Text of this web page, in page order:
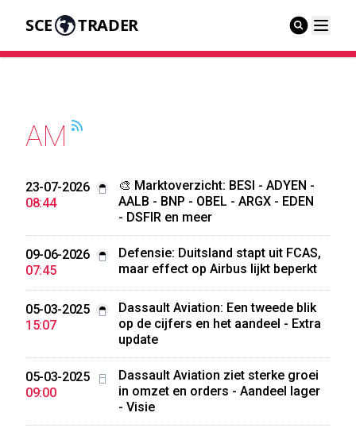
SCE TRADER
AM
23-07-2026
08:44
🎨 Marktoverzicht: BESI - ADYEN -
AALB - BNP - OBEL - ARGX - EDEN
- DSFIR en meer
09-06-2026
07:45
Defensie: Duitsland stapt uit FCAS,
maar effect op Airbus lijkt beperkt
05-03-2025
15:07
Dassault Aviation: Een tweede blik
op de cijfers en het aandeel - Extra
update
05-03-2025
09:00
Dassault Aviation ziet sterke groei
in omzet en orders - Aandeel lager
- Visie